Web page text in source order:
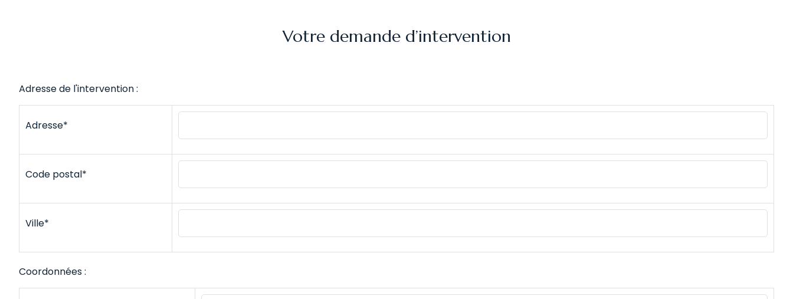
Votre demande d’intervention
Adresse de l'intervention :
Adresse*
Code postal*
Ville*
Coordonnées :